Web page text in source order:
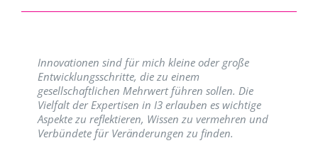
Innovationen sind für mich kleine oder große
Entwicklungsschritte, die zu einem
gesellschaftlichen Mehrwert führen sollen. Die
Vielfalt der Expertisen in I3 erlauben es wichtige
Aspekte zu reflektieren, Wissen zu vermehren und
Verbündete für Veränderungen zu finden.